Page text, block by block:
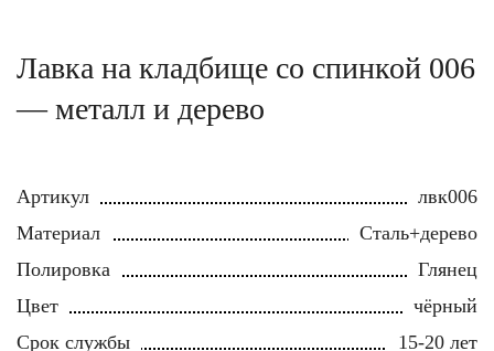
Лавка на кладбище со спинкой 006
— металл и дерево
Артикул
лвк006
Материал
Сталь+дерево
Полировка
Глянец
Цвет
чёрный
Срок службы
15-20 лет